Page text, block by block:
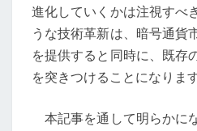
影
響
進化していくかは注視すべ
うな技術革新は、暗号通貨
を提供すると同時に、既存
を突きつけることになります
本記事を通して明らかに